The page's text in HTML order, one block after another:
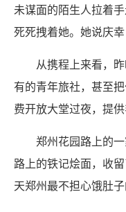
未谋面的陌生人拉着
死死拽着她。她说庆幸
从携程上来看，
有的青年旅社，甚至
费开放大堂过夜，提供
郑州花园路上的
路上的铁记烩面，收
天郑州最不担心饿肚子